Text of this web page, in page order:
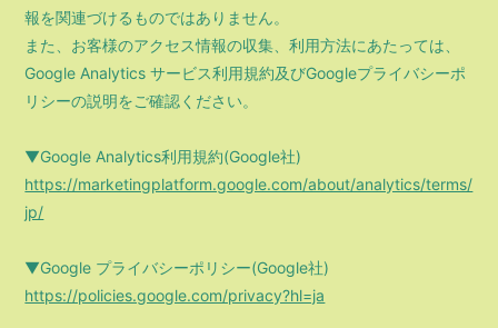
報を関連づけるものではありません。
また、お客様のアクセス情報の収集、利用方法にあたっては、
Google Analytics サービス利用規約及びGoogleプライバシーポ
リシーの説明をご確認ください。
▼Google Analytics利用規約(Google社)
https://marketingplatform.google.com/about/analytics/terms/
jp/
▼Google プライバシーポリシー(Google社)
https://policies.google.com/privacy?hl=ja